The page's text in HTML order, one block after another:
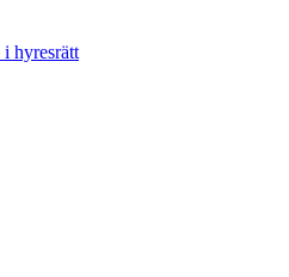
i hyresrätt